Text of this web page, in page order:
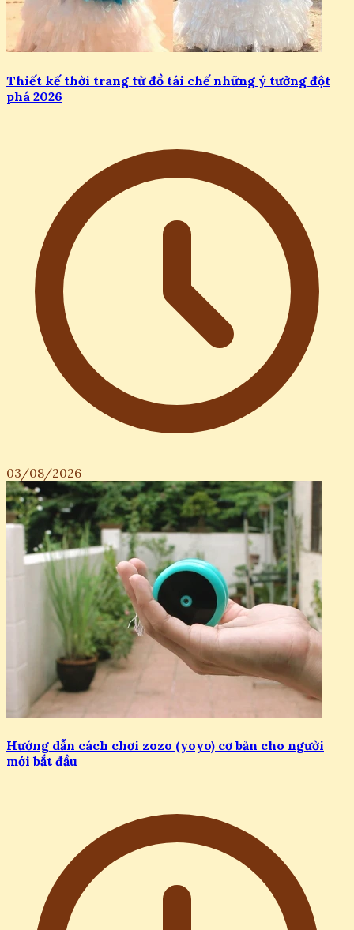
Thiết kế thời trang từ đồ tái chế những ý tưởng đột
phá 2026
03/08/2026
Hướng dẫn cách chơi zozo (yoyo) cơ bản cho người
mới bắt đầu